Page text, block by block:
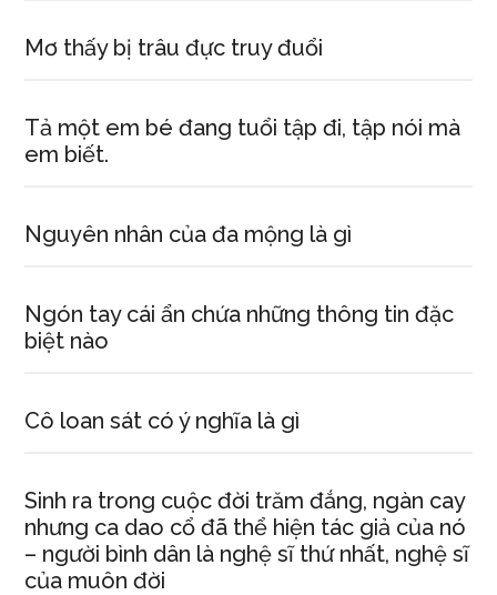
Mơ thấy bị trâu đực truy đuổi
Tả một em bé đang tuổi tập đi, tập nói mà
em biết.
Nguyên nhân của đa mộng là gì
Ngón tay cái ẩn chứa những thông tin đặc
biệt nào
Cô loan sát có ý nghĩa là gì
Sinh ra trong cuộc đời trăm đắng, ngàn cay
nhưng ca dao cổ đã thể hiện tác giả của nó
– người bình dân là nghệ sĩ thứ nhất, nghệ sĩ
của muôn đời